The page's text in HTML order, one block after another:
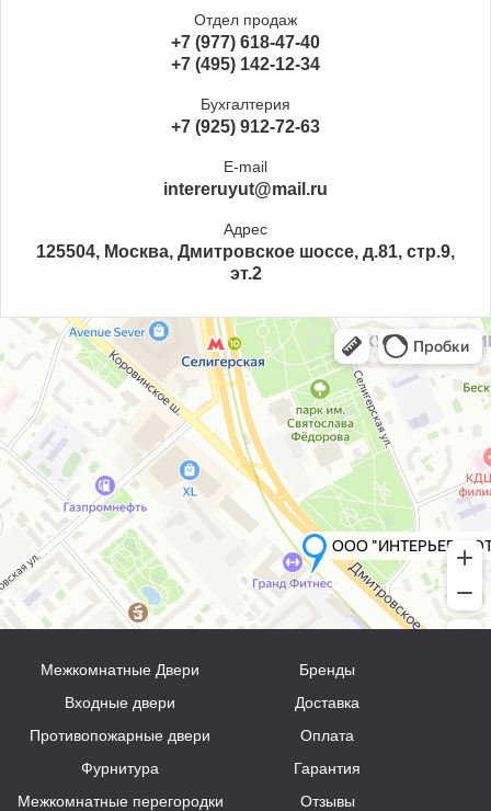
Отдел продаж
+7 (977) 618-47-40
+7 (495) 142-12-34
Бухгалтерия
+7 (925) 912-72-63
E-mail
intereruyut@mail.ru
Адрес
125504, Москва, Дмитровское шоссе, д.81, стр.9,
эт.2
Межкомнатные Двери
Входные двери
Противопожарные двери
Фурнитура
Межкомнатные перегородки
Бренды
Доставка
Оплата
Гарантия
Отзывы